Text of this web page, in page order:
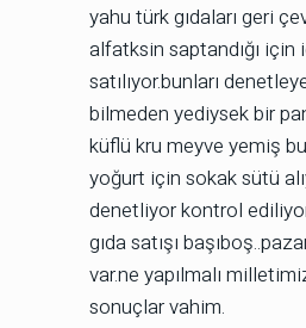
yahu türk gıdaları geri
alfatksin saptandığı için
satılıyor.bunları
bilmeden yediysek bir
küflü kru meyve yemiş
yoğurt için sokak sütü
denetliyor kontrol
gıda satışı
var.ne yapılmalı
sonuçlar vahim.